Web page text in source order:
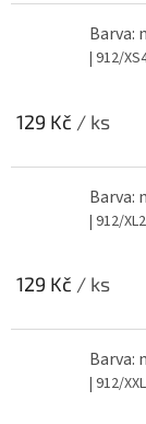
Barva:
| 912/
129 Kč / ks
Barva:
| 912/XL2
129 Kč / ks
Barva:
| 912/